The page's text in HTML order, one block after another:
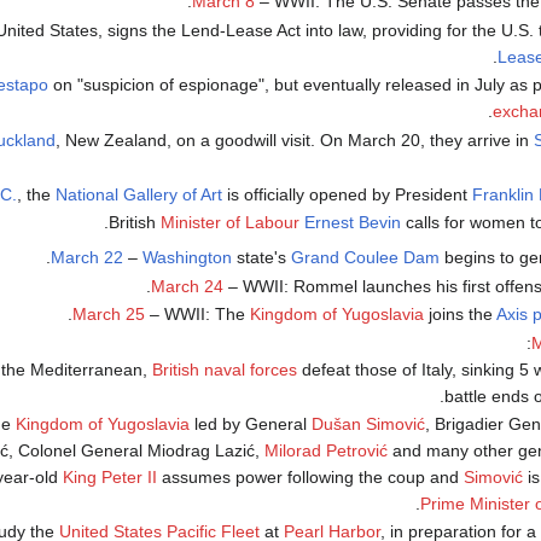
States, signs the Lend-Lease Act into law, providing for the
on "suspicion of espionage", but eventually released in July as
, New Zealand, on a goodwill visit. On March 20, they arrive in
, the National Gallery of Art is officially opened by President Franklin
British Minister of Labour Ernest Bevin calls for women
March 22 – Washington state's Grand Coulee Dam begins to
March 24– WWII: Rommel launches his first
March 25– WWII: The Kingdom of Yugoslavia joins theAxis
Mediterranean, British naval forces defeat those of Italy, sinking 5
battle ends
Kingdom of Yugoslavia led by General Dušan Simović , Brigadier
Colonel General Miodrag Lazić, Milorad Petrović and many other
old King Peter II assumes power following the coup andSimović
Prime Minister
the United States Pacific Fleet at Pearl Harbor, in preparation for a